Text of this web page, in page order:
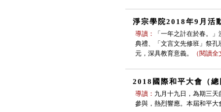
淨宗學院2018年9月活
導讀：
「一年之計在於春。
典禮、「文言文先修班」祭
元，深具教育意義。
（ 閱讀全
2018國際和平大會（
導讀： 九月十九日，為期三
參與，熱烈響應。本屆和平